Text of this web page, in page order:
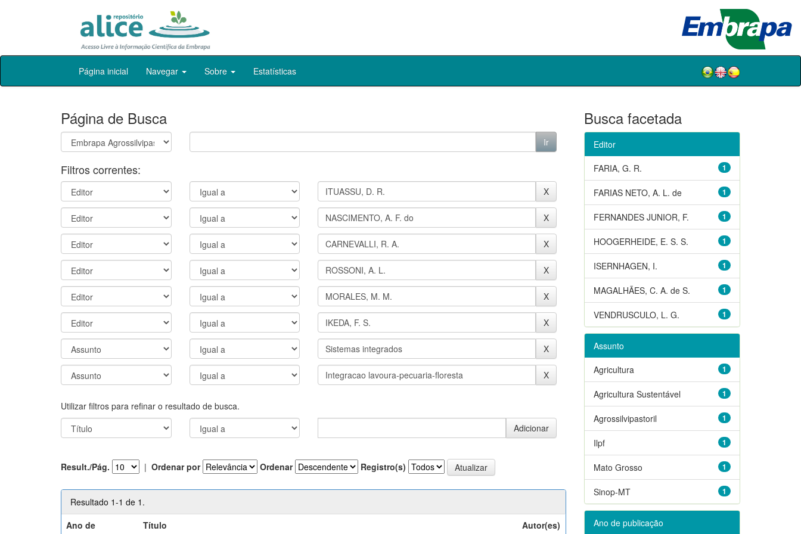
Skip
Página inicial Navegar Sobre Estatísticas
Página de Busca
Filtros correntes:
Utilizar filtros para refinar o resultado de busca.
Result./Pág. | Ordenar por Ordenar Registro(s)
Resultado 1-1 de 1.
Ano de
Título Autor(es)
Busca facetada
Editor
1
FARIA, G. R.
1
FARIAS NETO, A. L. de
1
FERNANDES JUNIOR, F.
1
HOOGERHEIDE, E. S. S.
1
ISERNHAGEN, I.
1
MAGALHÃES, C. A. de S.
1
VENDRUSCULO, L. G.
Assunto
1
Agricultura
1
Agricultura Sustentável
1
Agrossilvipastoril
1
Ilpf
1
Mato Grosso
1
Sinop-MT
Ano de publicação